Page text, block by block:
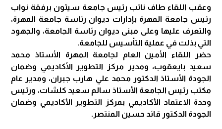
وعقب اللقاء طاف نائب رئيس جامعة سيئون برفقة نواب
رئيس جامعة المهرة بإدارات ديوان رئاسة جامعة المهرة،
والتعرف عليها وعلى مبنى ديوان رئاسة الجامعة، والجهود
التي بذلت في عملية التأسيس للجامعة.
حضر اللقاء الأمين العام لجامعة المهرة الأستاذ محمد
سعيد بايعقوب، ومدير مركز التطوير الأكاديمي وضمان
الجودة الأستاذ الدكتور محمد علي هارب جبران، ومدير عام
مكتب رئيس الجامعة الأستاذ سالم سعيد كلشات، ورئيس
وحدة الاعتماد الأكاديمي بمركز التطوير الأكاديمي وضمان
الجودة الدكتور قائد حسين المنتصر.